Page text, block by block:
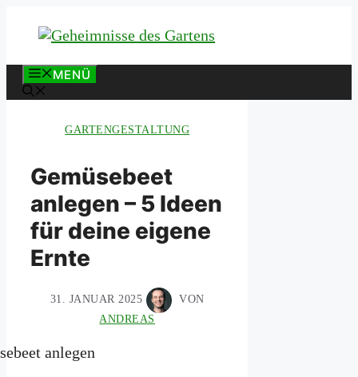
Inhalt
MENÜ
GARTENGESTALTUNG
Gemüsebeet
anlegen – 5 Ideen
für deine eigene
Ernte
31. JANUAR 2025
VON
ANDREAS